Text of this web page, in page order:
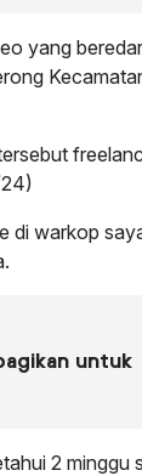
yang
di warkop
untuk
2 minggu